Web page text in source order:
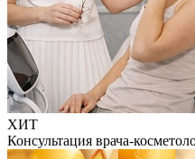
ХИТ
Консультация врача-